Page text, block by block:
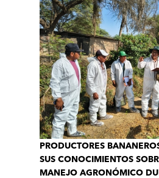
PRODUCTORES
SUS CONOCIMIENTOS
MANEJO AGRONÓMICO